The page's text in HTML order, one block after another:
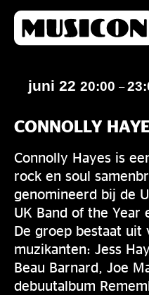
juni 22 20:00 –
CONNOLLY
Connolly Hayes is
rock en soul
genomineerd bij de
UK Band of the Year
De groep bestaat uit
muzikanten: Jess
Beau Barnard, Joe
debuutalbum